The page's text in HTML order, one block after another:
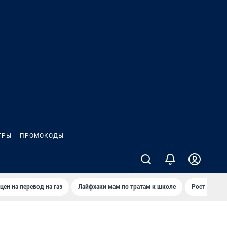
ПРОМОКОДЫ
на перевод на газ Лайфхаки мам по тратам к школе Рост цен на